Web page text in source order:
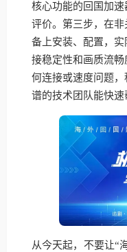
核心功能的回国加
评价。第三步，在
备上安装、配置，
接稳定性和画质流
何连接或速度问题
谱的技术团队能快速
从今天起，不要让“